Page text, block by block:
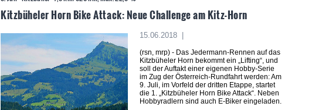
Kitzbüheler Horn Bike Attack: Neue Challenge am Kitz-Horn
15.06.2018 |
(rsn, mrp) - Das Jedermann-Rennen auf das
Kitzbüheler Horn bekommt ein „Lifting“, und
soll der Auftakt einer eigenen Hobby-Serie
im Zug der Österreich-Rundfahrt werden: Am
9. Juli, im Vorfeld der dritten Etappe, startet
die 1. „Kitzbüheler Horn Bike Attack“. Neben
Hobbyradlern sind auch E-Biker eingeladen.